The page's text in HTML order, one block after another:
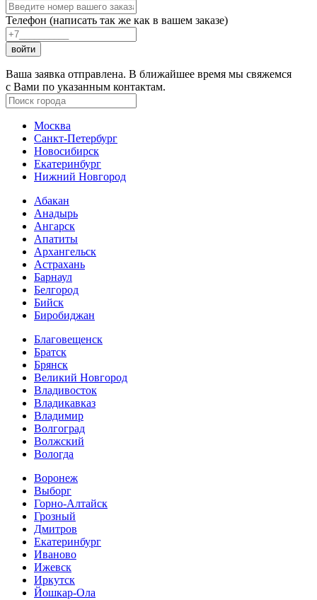
Телефон (написать так же как в вашем заказе)
войти
Ваша заявка отправлена. В ближайшее время мы свяжемся
с Вами по указанным контактам.
Москва
Санкт-Петербург
Новосибирск
Екатеринбург
Нижний Новгород
Абакан
Анадырь
Ангарск
Апатиты
Архангельск
Астрахань
Барнаул
Белгород
Бийск
Биробиджан
Благовещенск
Братск
Брянск
Великий Новгород
Владивосток
Владикавказ
Владимир
Волгоград
Волжский
Вологда
Воронеж
Выборг
Горно-Алтайск
Грозный
Дмитров
Екатеринбург
Иваново
Ижевск
Иркутск
Йошкар-Ола